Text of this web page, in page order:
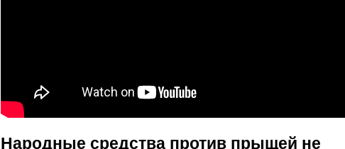
Народные средства против прыщей не